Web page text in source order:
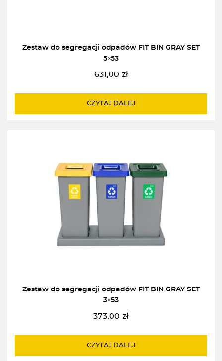
Zestaw do segregacji odpadów FIT BIN GRAY SET
5×53
631,00 zł
CZYTAJ DALEJ
Zestaw do segregacji odpadów FIT BIN GRAY SET
3×53
373,00 zł
CZYTAJ DALEJ